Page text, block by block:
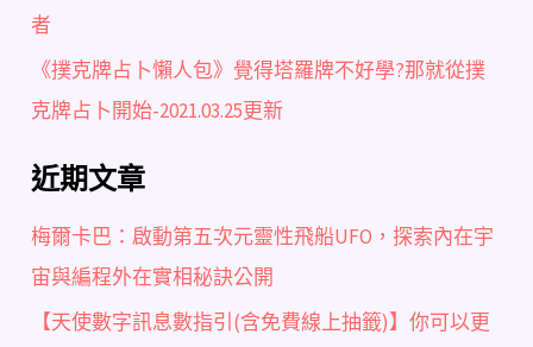
者
《撲克牌占卜懶人包》覺得塔羅牌不好學?那就從撲
克牌占卜開始-2021.03.25更新
近期文章
梅爾卡巴：啟動第五次元靈性飛船UFO，探索內在宇
宙與編程外在實相秘訣公開
【天使數字訊息數指引(含免費線上抽籤)】你可以更